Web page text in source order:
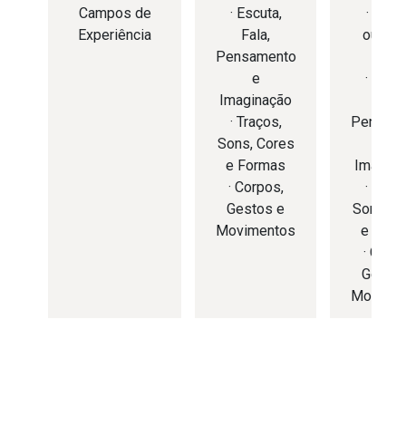
Campos de
Experiência
· Escuta,
Fala,
Pensamento
e
Imaginação
· Traços,
Sons, Cores
e Formas
· Corpos,
Gestos e
Movimentos
· O
outro
·
·
Sons,
e
·